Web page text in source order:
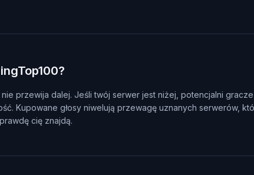
przewija dalej. Jeśli twój serwer jest niżej, potencjalni
Kupowane głosy niwelują przewagę uznanych serwerów,
cię znajdą.